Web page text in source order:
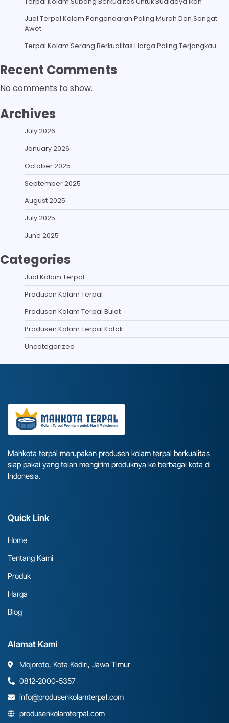
Jual Terpal Kolam Pangandaran Paling Murah Dan Sangat
Awet
Terpal Kolam Serang Berkualitas Harga Paling Terjangkau
Recent Comments
No comments to show.
Archives
July 2026
January 2026
October 2025
September 2025
August 2025
July 2025
June 2025
Categories
Jual Kolam Terpal
Produsen Kolam Terpal
Produsen Kolam Terpal Bulat
Produsen Kolam Terpal Kotak
Uncategorized
Mahkota terpal merupakan produsen kolam terpal berkualitas
siap pakai yang telah mengirim produknya ke berbagai kota di
Indonesia.
Quick Link
Home
Tentang Kami
Produk
Harga
Blog
Alamat Kami
Mojoroto, Kota Kediri, Jawa Timur
0812-2000-5357
info@produsenkolamterpal.com
produsenkolamterpal.com